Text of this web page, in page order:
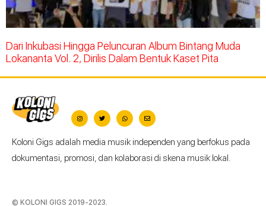
Dari Inkubasi Hingga Peluncuran Album Bintang Muda
Lokananta Vol. 2, Dirilis Dalam Bentuk Kaset Pita
Koloni Gigs adalah media musik independen yang berfokus pada
dokumentasi, promosi, dan kolaborasi di skena musik lokal.
© KOLONI GIGS 2019-2023.